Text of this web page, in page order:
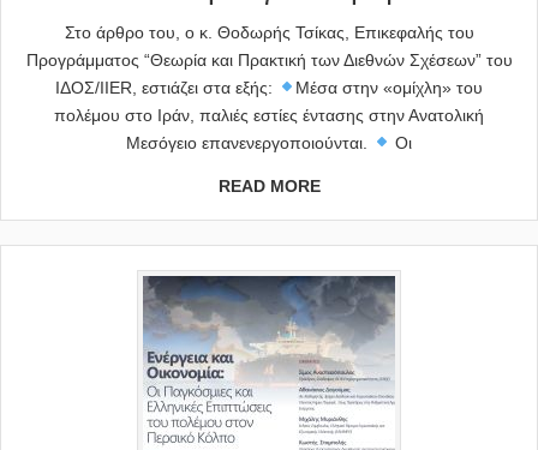
Στο άρθρο του, ο κ. Θοδωρής Τσίκας, Επικεφαλής του
Προγράμματος “Θεωρία και Πρακτική των Διεθνών Σχέσεων” του
ΙΔΟΣ/IIER, εστιάζει στα εξής:
Μέσα στην «ομίχλη» του
πολέμου στο Ιράν, παλιές εστίες έντασης στην Ανατολική
Μεσόγειο επανενεργοποιούνται.
Οι
READ MORE